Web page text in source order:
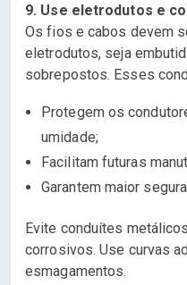
9. Use eletrodutos e
Os fios e cabos devem
eletrodutos, seja
sobrepostos. Esses
Protegem os
umidade;
Facilitam futuras
Garantem maior
Evite conduítes
corrosivos. Use curvas
esmagamentos.